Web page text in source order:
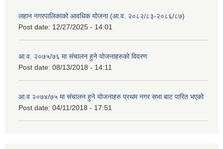
लहान नगरपालिकाको आवधिक योजना (आ.व. २०८२/८३-२०८६/८७)
Post date: 12/27/2025 - 14:01
आ.व. २०७५/७६ मा संचालन हुने योजनाहरुको विवरण
Post date: 08/13/2018 - 14:11
आ.व २०७४/७५ मा संचालन हुने योजनाहरु प्रथम नगर सभा बाट पारित भएको
Post date: 04/11/2018 - 17:51